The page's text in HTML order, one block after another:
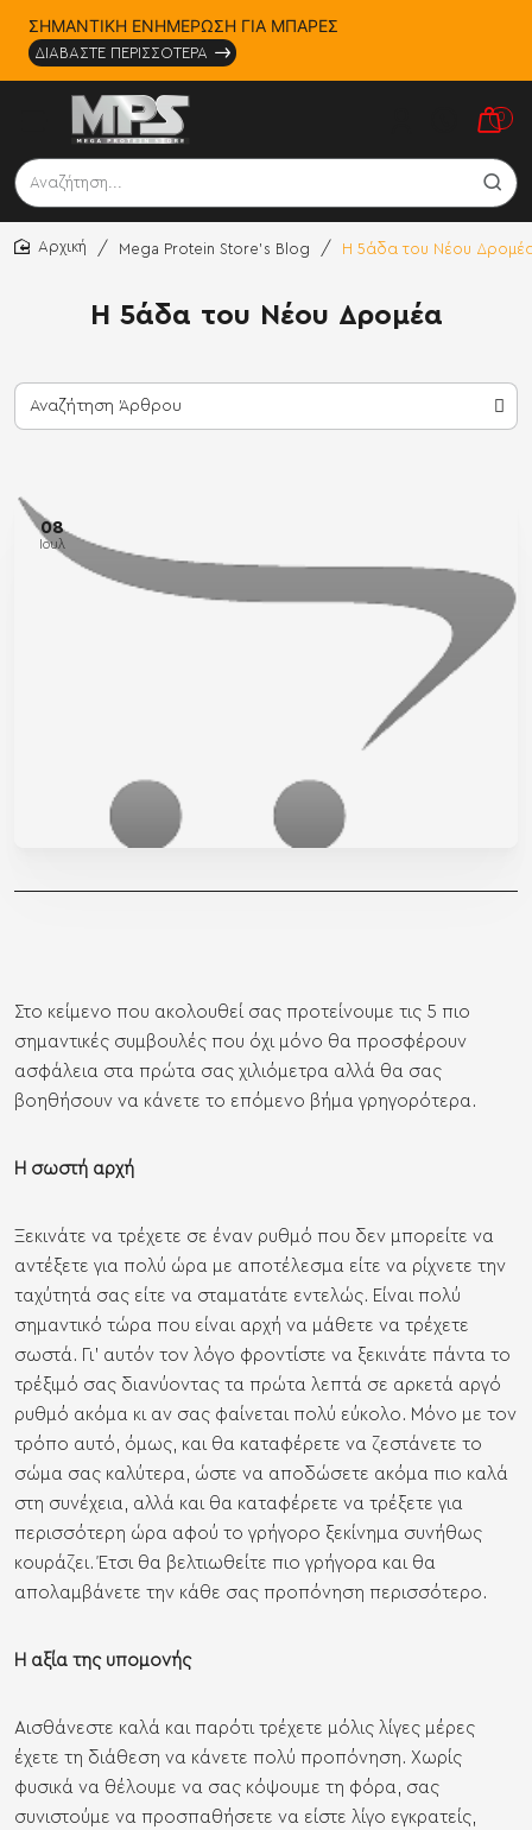
ΣΗΜΑΝΤΙΚΗ ΕΝΗΜΕΡΩΣΗ ΓΙΑ ΜΠΑΡΕΣ
ΔΙΑΒΑΣΤΕ ΠΕΡΙΣΣΟΤΕΡΑ
0
Αναζήτηση...
Η 5άδα του Νέου Δρομέα
Mega Protein Store's Blog Η 5άδα του Νέου
08
Ιουλ
Στο κείμενο που ακολουθεί σας προτείνουμε τις 5 πιο
σημαντικές συμβουλές που όχι μόνο θα προσφέρουν
ασφάλεια στα πρώτα σας χιλιόμετρα αλλά θα σας
βοηθήσουν να κάνετε το επόμενο βήμα γρηγορότερα.
H σωστή αρχή
Ξεκινάτε να τρέχετε σε έναν ρυθμό που δεν μπορείτε να
αντέξετε για πολύ ώρα με αποτέλεσμα είτε να ρίχνετε την
ταχύτητά σας είτε να σταματάτε εντελώς. Είναι πολύ
σημαντικό τώρα που είναι αρχή να μάθετε να τρέχετε
σωστά. Γι’ αυτόν τον λόγο φροντίστε να ξεκινάτε πάντα το
τρέξιμό σας διανύοντας τα πρώτα λεπτά σε αρκετά αργό
ρυθμό ακόμα κι αν σας φαίνεται πολύ εύκολο. Μόνο με τον
τρόπο αυτό, όμως, και θα καταφέρετε να ζεστάνετε το
σώμα σας καλύτερα, ώστε να αποδώσετε ακόμα πιο καλά
στη συνέχεια, αλλά και θα καταφέρετε να τρέξετε για
περισσότερη ώρα αφού το γρήγορο ξεκίνημα συνήθως
κουράζει. Έτσι θα βελτιωθείτε πιο γρήγορα και θα
απολαμβάνετε την κάθε σας προπόνηση περισσότερο.
Η αξία της υπομονής
Αισθάνεστε καλά και παρότι τρέχετε μόλις λίγες μέρες
έχετε τη διάθεση να κάνετε πολύ προπόνηση. Χωρίς
φυσικά να θέλουμε να σας κόψουμε τη φόρα, σας
συνιστούμε να προσπαθήσετε να είστε λίγο εγκρατείς,